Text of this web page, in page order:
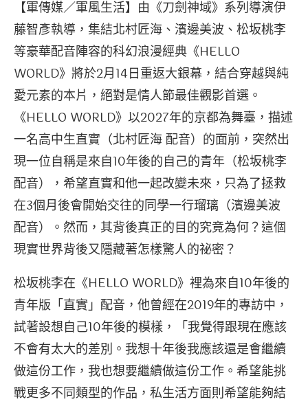
【軍傳媒／軍風生活】由《刀劍神域》系列導演伊
藤智彥執導，集結北村匠海、濱邊美波、松坂桃李
等豪華配音陣容的科幻浪漫經典《HELLO
WORLD》將於2月14日重返大銀幕，結合穿越與純
愛元素的本片，絕對是情人節最佳觀影首選。
《HELLO WORLD》以2027年的京都為舞臺，描述
一名高中生直實（北村匠海 配音）的面前，突然出
現一位自稱是來自10年後的自己的青年（松坂桃李
配音），希望直實和他一起改變未來，只為了拯救
在3個月後會開始交往的同學一行瑠璃（濱邊美波
配音）。然而，其背後真正的目的究竟為何？這個
現實世界背後又隱藏著怎樣驚人的祕密？
松坂桃李在《HELLO WORLD》裡為來自10年後的
青年版「直實」配音，他曾經在2019年的專訪中，
試著設想自己10年後的模樣，「我覺得跟現在應該
不會有太大的差別。我想十年後我應該還是會繼續
做這份工作，我也想要繼續做這份工作。希望能挑
戰更多不同類型的作品，私生活方面則希望能夠結